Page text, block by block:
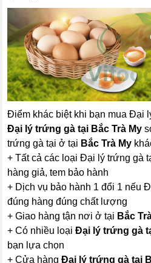
Điểm khác biệt khi bạn mua Đại
Đại lý trứng gà tại Bắc Trà My
trứng gà tại ở tại Bắc Trà My
+ Tất cả các loại Đại lý trứng gà
hàng giả, tem bảo hành
+ Dịch vụ bảo hành 1 đổi 1 nếu
đúng hàng đúng chất lượng
+ Giao hàng tận nơi ở tại Bắc
+ Có nhiều loạiĐại lý trứng gà
bạn lựa chọn
+ Cửa hàngĐại lý trứng gà tại